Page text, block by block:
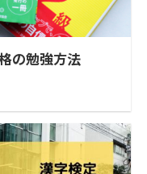
の勉強方法